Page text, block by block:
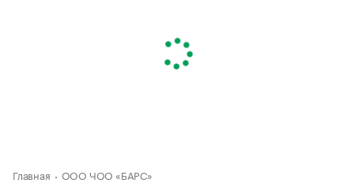
Главная ООО ЧОО «БАРС»